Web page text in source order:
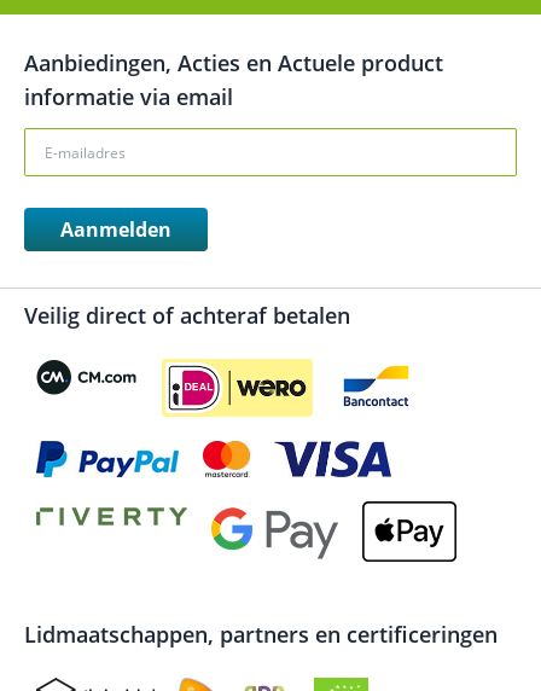
Aanbiedingen, Acties en Actuele product
informatie via email
Aanmelden
Veilig direct of achteraf betalen
Lidmaatschappen, partners en certificeringen